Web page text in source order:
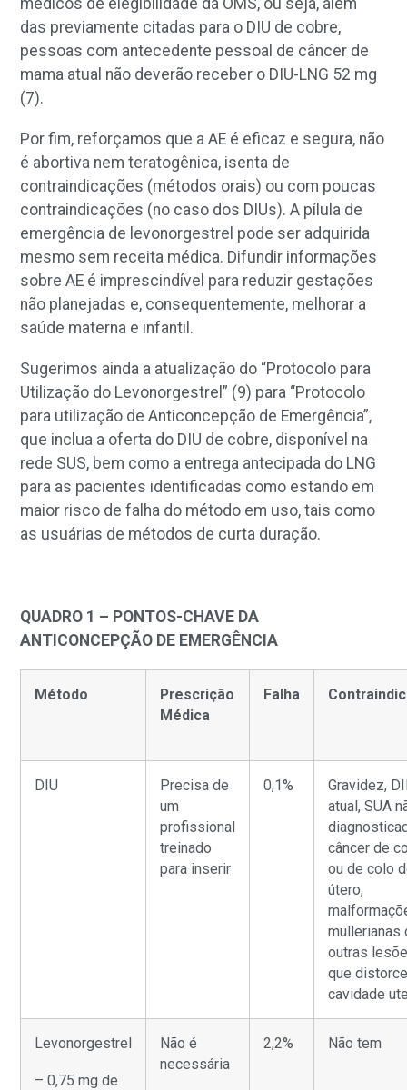
das previamente citadas para o DIU de cobre,
pessoas com antecedente pessoal de câncer de
mama atual não deverão receber o DIU-LNG 52 mg
(7).
Por fim, reforçamos que a AE é eficaz e segura, não
é abortiva nem teratogênica, isenta de
contraindicações (métodos orais) ou com poucas
contraindicações (no caso dos DIUs). A pílula de
emergência de levonorgestrel pode ser adquirida
mesmo sem receita médica. Difundir informações
sobre AE é imprescindível para reduzir gestações
não planejadas e, consequentemente, melhorar a
saúde materna e infantil.
Sugerimos ainda a atualização do “Protocolo para
Utilização do Levonorgestrel” (9) para “Protocolo
para utilização de Anticoncepção de Emergência”,
que inclua a oferta do DIU de cobre, disponível na
rede SUS, bem como a entrega antecipada do LNG
para as pacientes identificadas como estando em
maior risco de falha do método em uso, tais como
as usuárias de métodos de curta duração.
QUADRO 1 – PONTOS-CHAVE DA
ANTICONCEPÇÃO DE EMERGÊNCIA
Método
Prescrição
Médica
Falha
DIU
Precisa de
um
profissional
treinado
para inserir
0,1%
Gravidez,
atual, SUA
câncer de
ou de colo
útero,
müllerianas
outras
que
cavidade
Levonorgestrel
– 0,75 mg de
Não é
necessária
2,2% Não tem